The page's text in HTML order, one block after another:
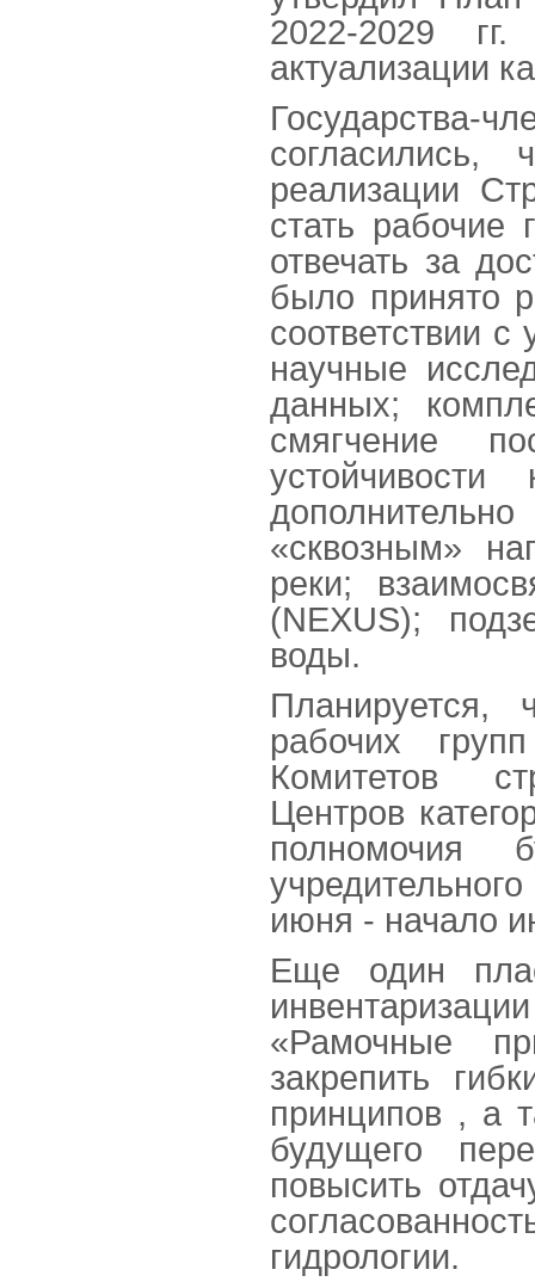
2022-2029
актуализации
реализации
стать рабочие
отвечать за
было принято
соответствии
научные
данных;
смягчение
«сквозным»
реки;
(NEXUS);
воды.
Планируется,
рабочих
Комитетов
Центров
полномочия
июня - начало
Еще один
«Рамочные
закрепить
принципов , а
будущего
повысить
гидрологии.